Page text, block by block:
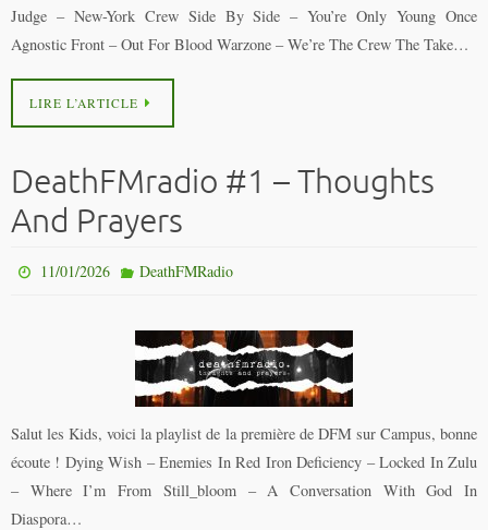
Judge – New-York Crew Side By Side – You’re Only Young Once
Agnostic Front – Out For Blood Warzone – We’re The Crew The Take…
LIRE L’ARTICLE
DeathFMradio #1 – Thoughts
And Prayers
11/01/2026 DeathFMRadio
Salut les Kids, voici la playlist de la première de DFM sur Campus, bonne
écoute ! Dying Wish – Enemies In Red Iron Deficiency – Locked In Zulu
– Where I’m From Still_bloom – A Conversation With God In
Diaspora…